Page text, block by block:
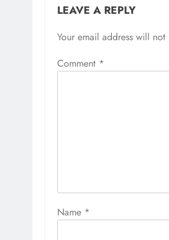
LEAVE A REPLY
Your email address will
Comment *
Name *